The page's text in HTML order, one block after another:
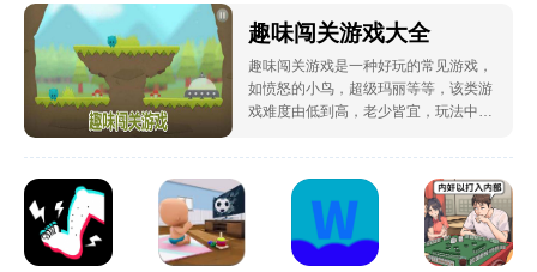
游戏大全
趣味闯关游戏大全
趣味闯关游戏是一种好玩的常见游戏，
如愤怒的小鸟，超级玛丽等等，该类游
戏难度由低到高，老少皆宜，玩法中充
验感，让玩家们能够在娱乐的同时放松
身心，因此深受人们的喜爱。本次小编
为大家整理了趣味闯关游戏大全，喜欢
的朋友快来下载吧！